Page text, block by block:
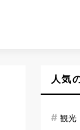
人気
# 観光